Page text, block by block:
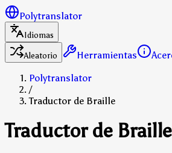
Polytranslator
Idiomas
Aleatorio
Herramientas
Polytranslator
/
Traductor de Braille
Traductor de Braille